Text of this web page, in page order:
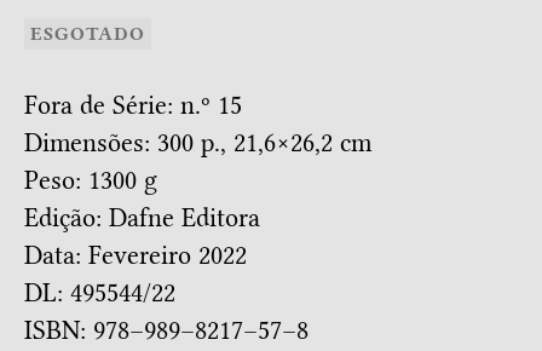
ESGOTADO
Fora de Série: n.º 15
Dimensões: 300 p., 21,6×26,2 cm
Peso: 1300 g
Edição: Dafne Editora
Data: Fevereiro 2022
DL: 495544/22
ISBN: 978–989–8217–57–8